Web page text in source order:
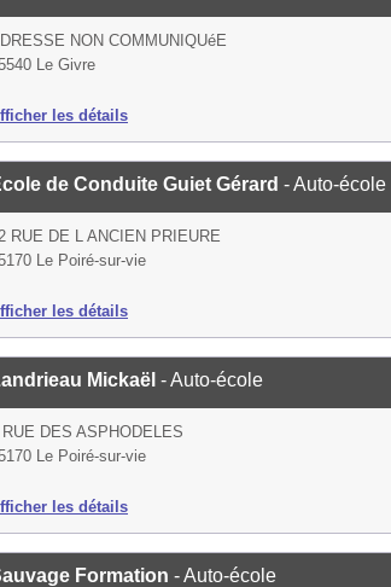
NON COMMUNIQUéE
Le Givre
les détails
de Conduite Guiet Gérard - Auto-école
RUE DE L ANCIEN PRIEURE
Le Poiré-sur-vie
les détails
Mickaël - Auto-école
DES ASPHODELES
Le Poiré-sur-vie
les détails
Formation - Auto-école